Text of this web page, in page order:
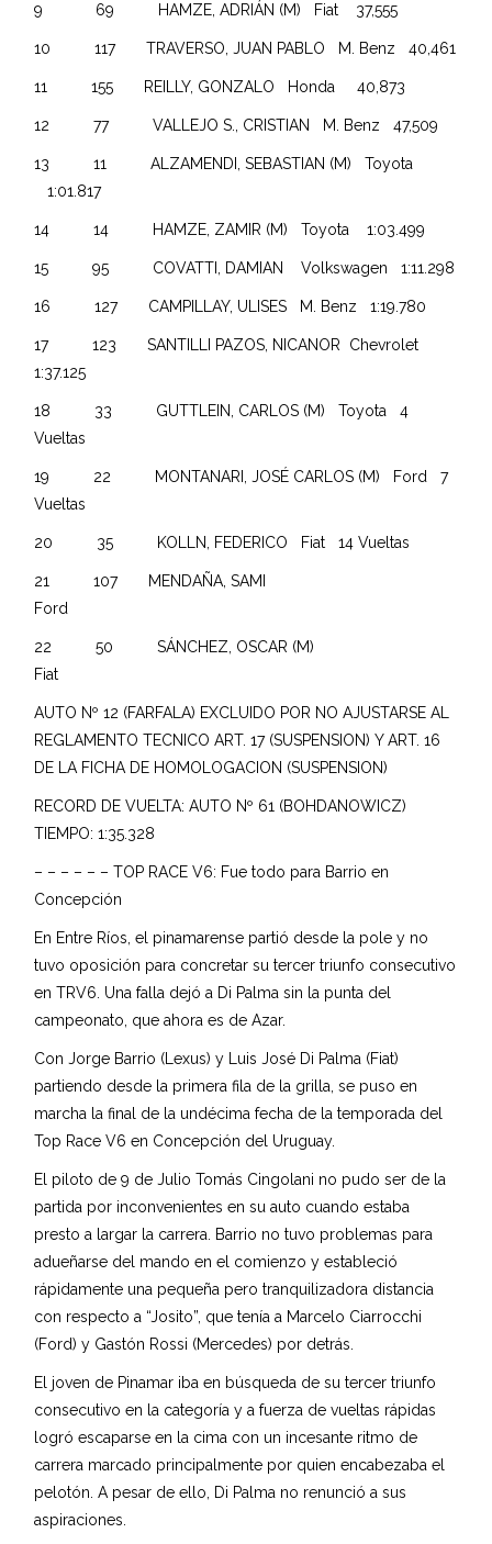
9 69 HAMZE, ADRIÁN (M) Fiat 37,555
10 117 TRAVERSO, JUAN PABLO M. Benz 40,461
11 155 REILLY, GONZALO Honda 40,873
12 77 VALLEJO S., CRISTIAN M. Benz 47,509
13 11 ALZAMENDI, SEBASTIAN (M) Toyota
1:01.817
14 14 HAMZE, ZAMIR (M) Toyota 1:03.499
15 95 COVATTI, DAMIAN Volkswagen 1:11.298
16 127 CAMPILLAY, ULISES M. Benz 1:19.780
17 123 SANTILLI PAZOS, NICANOR Chevrolet
1:37.125
18 33 GUTTLEIN, CARLOS (M) Toyota 4
Vueltas
19 22 MONTANARI, JOSÉ CARLOS (M) Ford 7
Vueltas
20 35 KOLLN, FEDERICO Fiat 14 Vueltas
21 107 MENDAÑA, SAMI
Ford
22 50 SÁNCHEZ, OSCAR (M)
Fiat
AUTO Nº 12 (FARFALA) EXCLUIDO POR NO AJUSTARSE AL
REGLAMENTO TECNICO ART. 17 (SUSPENSION) Y ART. 16
DE LA FICHA DE HOMOLOGACION (SUSPENSION)
RECORD DE VUELTA: AUTO Nº 61 (BOHDANOWICZ)
TIEMPO: 1:35.328
– – – – – – TOP RACE V6: Fue todo para Barrio en
Concepción
En Entre Ríos, el pinamarense partió desde la pole y no
tuvo oposición para concretar su tercer triunfo consecutivo
en TRV6. Una falla dejó a Di Palma sin la punta del
campeonato, que ahora es de Azar.
Con Jorge Barrio (Lexus) y Luis José Di Palma (Fiat)
partiendo desde la primera fila de la grilla, se puso en
marcha la final de la undécima fecha de la temporada del
Top Race V6 en Concepción del Uruguay.
El piloto de 9 de Julio Tomás Cingolani no pudo ser de la
partida por inconvenientes en su auto cuando estaba
presto a largar la carrera. Barrio no tuvo problemas para
adueñarse del mando en el comienzo y estableció
rápidamente una pequeña pero tranquilizadora distancia
con respecto a “Josito”, que tenía a Marcelo Ciarrocchi
(Ford) y Gastón Rossi (Mercedes) por detrás.
El joven de Pinamar iba en búsqueda de su tercer triunfo
consecutivo en la categoría y a fuerza de vueltas rápidas
logró escaparse en la cima con un incesante ritmo de
carrera marcado principalmente por quien encabezaba el
pelotón. A pesar de ello, Di Palma no renunció a sus
aspiraciones.